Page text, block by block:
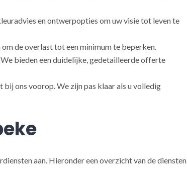
en ontwerpopties om uw visie tot leven te
de overlast tot een minimum te beperken.
bieden een duidelijke, gedetailleerde offerte
bij ons voorop. We zijn pas klaar als u volledig
aan. Hieronder een overzicht van de diensten